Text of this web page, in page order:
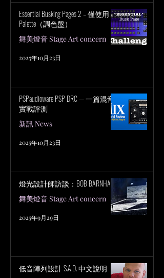
Essential Busking Pages 2 – 僅使用
Palette（調色盤）
舞美燈音 Stage Art concern
2025年10月23日
PSPaudioware PSP DRC — 一篇混音
實戰評測
新訊 News
2025年10月23日
燈光設計師訪談：BOB BARNHART
舞美燈音 Stage Art concern
2025年9月29日
低音陣列設計 S.A.D. 中文說明